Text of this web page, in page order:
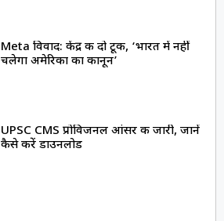
Meta विवाद: केंद्र की दो टूक, ‘भारत में नहीं
चलेगा अमेरिका का कानून’
UPSC CMS प्रोविजनल आंसर की जारी, जानें
कैसे करें डाउनलोड